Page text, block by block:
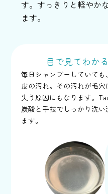
す。すっきりと軽やか
ます。
目で見てわか
毎日シャンプーしていて
皮の汚れ。その汚れが毛
失う原因にもなります。
炭酸と手技でしっかり洗
ます。